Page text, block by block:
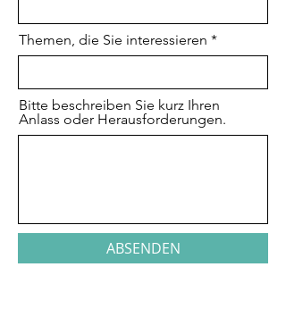
Themen, die Sie interessieren
Bitte beschreiben Sie kurz Ihren
Anlass oder Herausforderungen.
ABSENDEN